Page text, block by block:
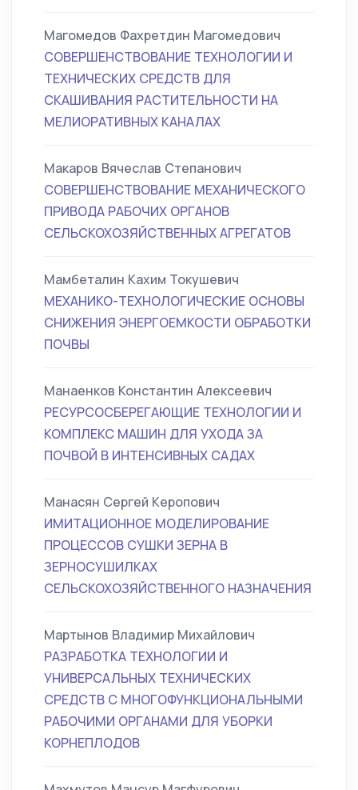
Магомедов Фахретдин Магомедович
СОВЕРШЕНСТВОВАНИЕ ТЕХНОЛОГИИ И
ТЕХНИЧЕСКИХ СРЕДСТВ ДЛЯ
СКАШИВАНИЯ РАСТИТЕЛЬНОСТИ НА
МЕЛИОРАТИВНЫХ КАНАЛАХ
Макаров Вячеслав Степанович
СОВЕРШЕНСТВОВАНИЕ МЕХАНИЧЕСКОГО
ПРИВОДА РАБОЧИХ ОРГАНОВ
СЕЛЬСКОХОЗЯЙСТВЕННЫХ АГРЕГАТОВ
Мамбеталин Кахим Токушевич
МЕХАНИКО-ТЕХНОЛОГИЧЕСКИЕ ОСНОВЫ
СНИЖЕНИЯ ЭНЕРГОЕМКОСТИ ОБРАБОТКИ
ПОЧВЫ
Манаенков Константин Алексеевич
РЕСУРСОСБЕРЕГАЮЩИЕ ТЕХНОЛОГИИ И
КОМПЛЕКС МАШИН ДЛЯ УХОДА ЗА
ПОЧВОЙ В ИНТЕНСИВНЫХ САДАХ
Манасян Сергей Керопович
ИМИТАЦИОННОЕ МОДЕЛИРОВАНИЕ
ПРОЦЕССОВ СУШКИ ЗЕРНА В
ЗЕРНОСУШИЛКАХ
СЕЛЬСКОХОЗЯЙСТВЕННОГО НАЗНАЧЕНИЯ
Мартынов Владимир Михайлович
РАЗРАБОТКА ТЕХНОЛОГИИ И
УНИВЕРСАЛЬНЫХ ТЕХНИЧЕСКИХ
СРЕДСТВ С МНОГОФУНКЦИОНАЛЬНЫМИ
РАБОЧИМИ ОРГАНАМИ ДЛЯ УБОРКИ
КОРНЕПЛОДОВ